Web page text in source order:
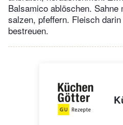
Balsamico ablöschen.
salzen, pfeffern. Fleisch
bestreuen.